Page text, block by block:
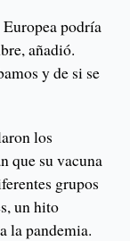
podría
añadió.
y de si se
los
que su vacuna
grupos
un hito
la pandemia.